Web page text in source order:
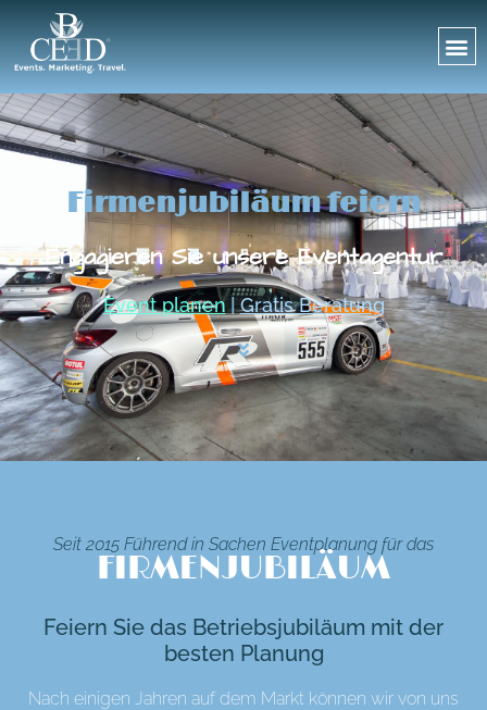
Firmenjubiläum feiern
Engagieren Sie unsere Eventagentur
Event planen|Gratis Beratung
Seit 2015 Führend in Sachen Eventplanung für das
FIRMENJUBILÄUM
Feiern Sie das Betriebsjubiläum mit der
besten Planung
Nach einigen Jahren auf dem Markt können wir von uns